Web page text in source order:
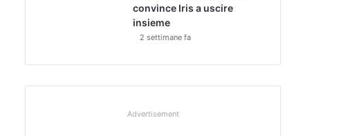
convince Iris a uscire
insieme
2 settimane fa
Advertisement